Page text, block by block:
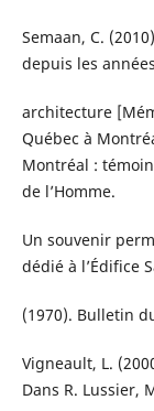
Semaan, C.
depuis les
architecture
Québec à
Montréal :
de l’Homme.
Un souvenir
dédié à l’Édifice
(1970). Bulletin
Vigneault, L.
Dans R. Lussier,